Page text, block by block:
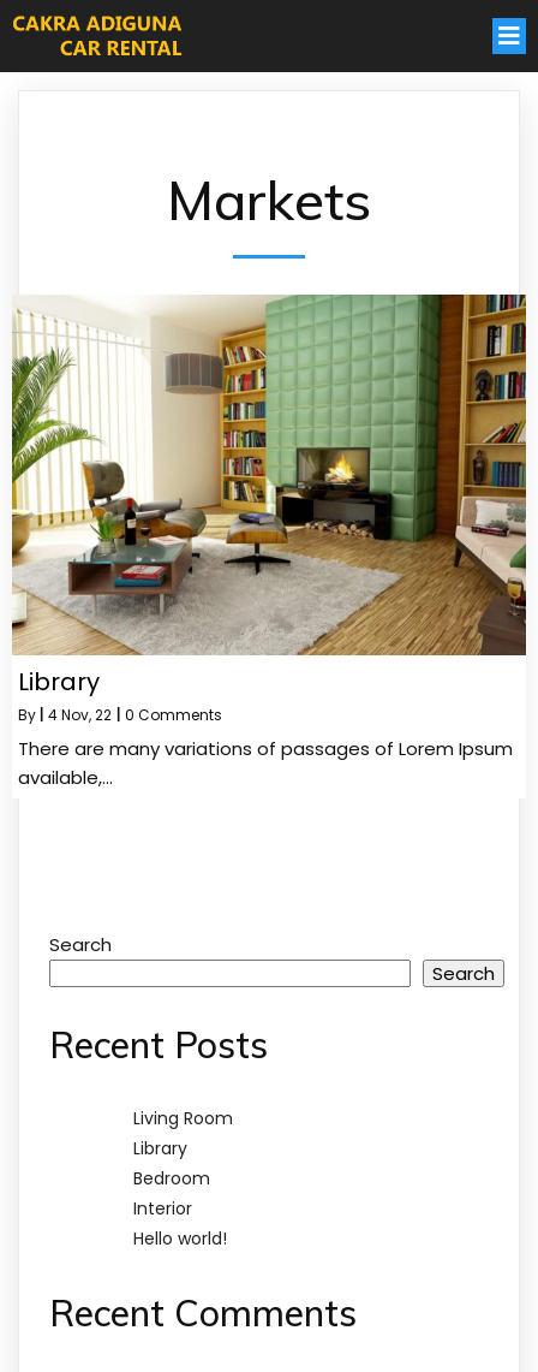
Markets
Library
By 4Nov, 22 0 Comments
There are many variations of passages of Lorem Ipsum
available,…
Search
Search
Recent Posts
Living Room
Library
Bedroom
Interior
Hello world!
Recent Comments